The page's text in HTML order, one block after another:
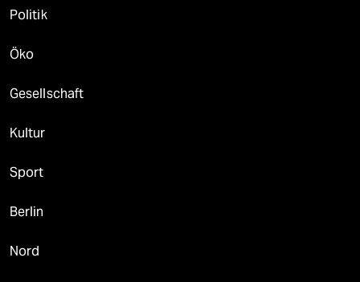
Politik
Öko
Gesellschaft
Kultur
Sport
Berlin
Nord